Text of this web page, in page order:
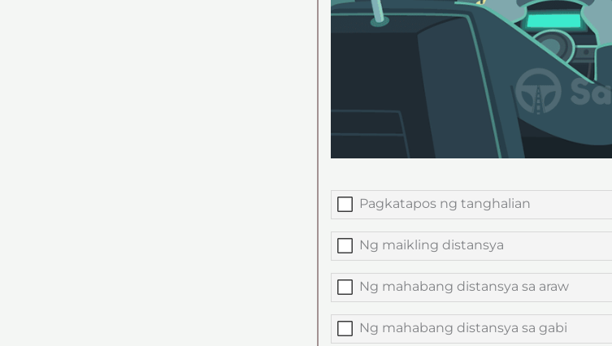
Pagkatapos ng tanghalian
Ng maikling distansya
Ng mahabang distansya sa araw
Ng mahabang distansya sa gabi